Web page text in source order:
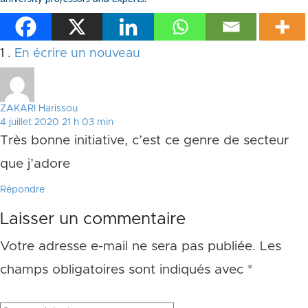
1 Commentaire
. En écrire un nouveau
ZAKARI Harissou
4 juillet 2020 21 h 03 min
Très bonne initiative, c’est ce genre de secteur
que j’adore
Répondre
Laisser un commentaire
Votre adresse e-mail ne sera pas publiée. Les
champs obligatoires sont indiqués avec *